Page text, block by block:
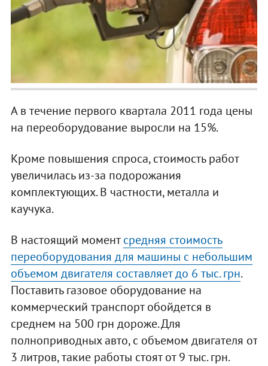
А в течение первого квартала 2011 года цены
на переоборудование выросли на 15%.
Кроме повышения спроса, стоимость работ
увеличилась из-за подорожания
комплектующих. В частности, металла и
каучука.
В настоящий моментсредняя стоимость
переоборудования для машины с небольшим
объемом двигателя составляет до 6 тыс. грн.
Поставить газовое оборудование на
коммерческий транспорт обойдется в
среднем на 500 грн дороже. Для
полноприводных авто, с объемом двигателя от
3 литров, такие работы стоят от 9 тыс. грн.